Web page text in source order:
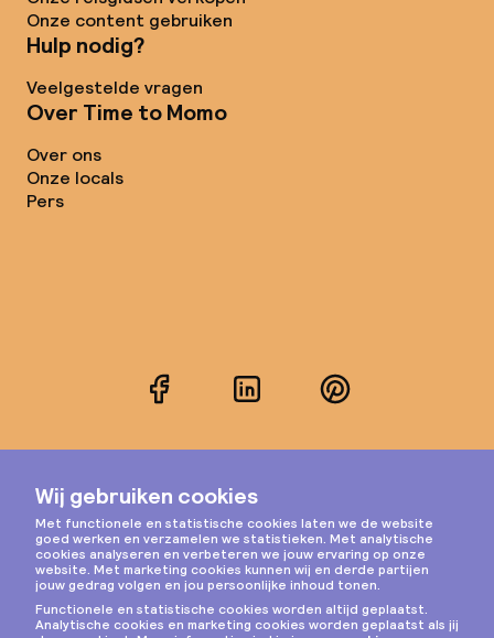
Onze content gebruiken
Hulp nodig?
Veelgestelde vragen
Over Time to Momo
Over ons
Onze locals
Pers
FacebookLinkedInPinterest
Instagram